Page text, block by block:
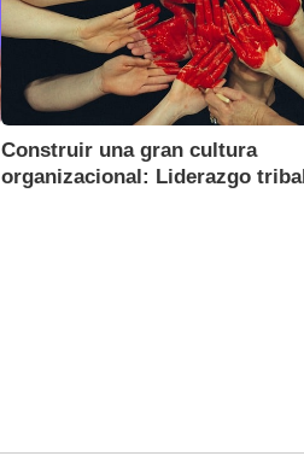
Construir una gran cultura
organizacional: Liderazgo tribal